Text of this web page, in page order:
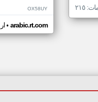
٢١٥ OX58UY
• arabic.rt.com